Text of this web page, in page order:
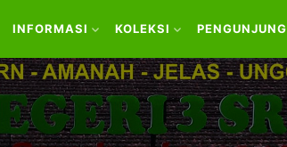
INFORMASI KOLEKSI PENGUNJUNG